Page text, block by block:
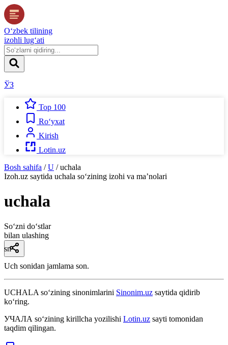
O‘zbek tilining
izohli lug‘ati
ЎЗ
Top 100
Ro‘yxat
Kirish
Lotin.uz
Bosh sahifa / U / uchala
Izoh.uz saytida uchala so‘zining izohi va ma’nolari
uchala
So‘zni do‘stlar
bilan ulashing
sn
Uch sonidan jamlama son.
UCHALA so‘zining sinonimlarini Sinonim.uz saytida qidirib
ko‘ring.
УЧАЛА so‘zining kirillcha yozilishi Lotin.uz sayti tomonidan
taqdim qilingan.